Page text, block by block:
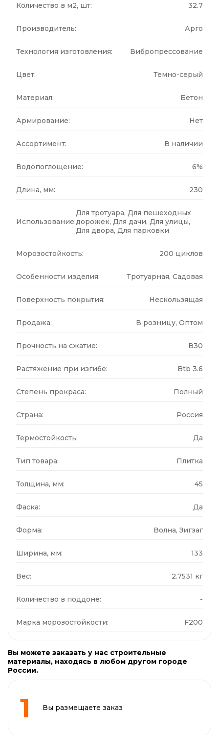
Количество в м2, шт: 32.7
Производитель: Арго
Технология изготовления: Вибропрессование
Цвет: Темно-серый
Материал: Бетон
Армирование: Нет
Ассортимент: В наличии
Водопоглощение: 6%
Длина, мм: 230
Использование:
Для тротуара, Для пешеходных
дорожек, Для дачи, Для улицы,
Для двора, Для парковки
Морозостойкость: 200 циклов
Особенности изделия: Тротуарная, Садовая
Поверхность покрытия: Нескользящая
Продажа: В розницу, Оптом
Прочность на сжатие: В30
Растяжение при изгибе: Btb 3.6
Степень прокраса: Полный
Страна: Россия
Термостойкость: Да
Тип товара: Плитка
Толщина, мм: 45
Фаска: Да
Форма: Волна, Зигзаг
Ширина, мм: 133
Вес: 2.7531 кг
Количество в поддоне: -
Марка морозостойкости: F200
Вы можете заказать у нас строительные
материалы, находясь в любом другом городе
России.
Вы размещаете заказ